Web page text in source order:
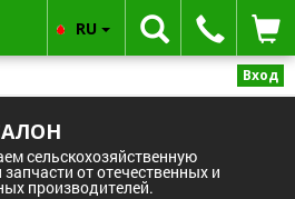
Вход
сельскохозяйственную
запчасти от отечественных и
производителей.
RU